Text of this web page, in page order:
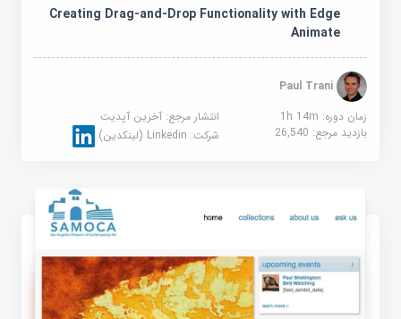
Creating Drag-and-Drop Functionality with Edge
Animate
Paul Trani
زمان دوره: 1h 14m
انتشار مرجع:آخرین آپدیت
بازدید مرجع:26,540 شرکت:Linkedin (لینکدین)